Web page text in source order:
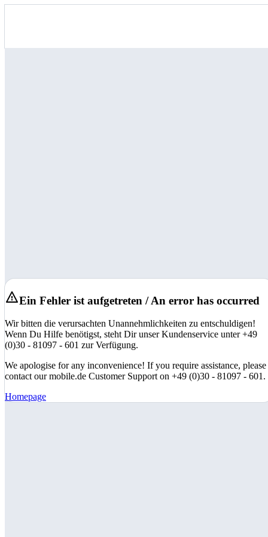
Ein Fehler ist aufgetreten / An error has occurred
Wir bitten die verursachten Unannehmlichkeiten zu entschuldigen!
Wenn Du Hilfe benötigst, steht Dir unser Kundenservice unter +49
(0)30 - 81097 - 601 zur Verfügung.
We apologise for any inconvenience! If you require assistance, please
contact our mobile.de Customer Support on +49 (0)30 - 81097 - 601.
Homepage